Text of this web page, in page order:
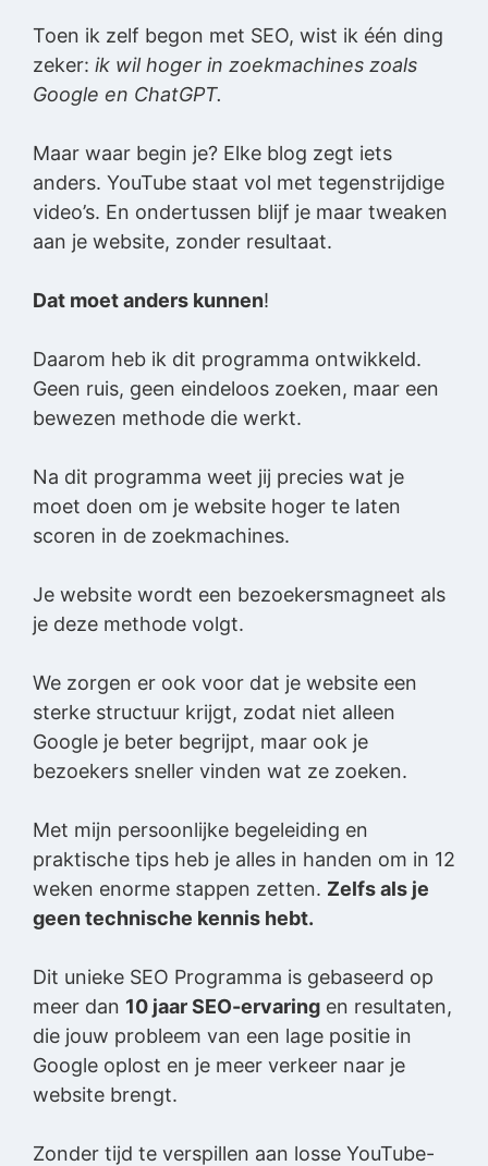
Toen ik zelf begon met SEO, wist ik één ding
zeker: ik wil hoger in zoekmachines zoals
Google en ChatGPT.
Maar waar begin je? Elke blog zegt iets
anders. YouTube staat vol met tegenstrijdige
video’s. En ondertussen blijf je maar tweaken
aan je website, zonder resultaat.
Dat moet anders kunnen!
Daarom heb ik dit programma ontwikkeld.
Geen ruis, geen eindeloos zoeken, maar een
bewezen methode die werkt.
Na dit programma weet jij precies wat je
moet doen om je website hoger te laten
scoren in de zoekmachines.
Je website wordt een bezoekersmagneet als
je deze methode volgt.
We zorgen er ook voor dat je website een
sterke structuur krijgt, zodat niet alleen
Google je beter begrijpt, maar ook je
bezoekers sneller vinden wat ze zoeken.
Met mijn persoonlijke begeleiding en
praktische tips heb je alles in handen om in 12
weken enorme stappen zetten. Zelfs als je
geen technische kennis hebt.
Dit unieke SEO Programma is gebaseerd op
meer dan 10 jaar SEO-ervaring en resultaten,
die jouw probleem van een lage positie in
Google oplost en je meer verkeer naar je
website brengt.
Zonder tijd te verspillen aan losse YouTube-